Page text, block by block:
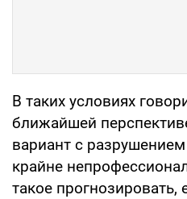
В таких условиях
ближайшей
вариант с
крайне
такое